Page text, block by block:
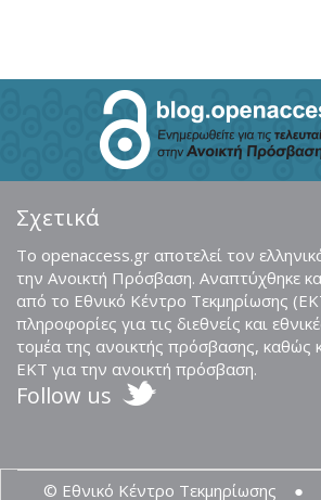
Σχετικά
Το openaccess.gr αποτελεί τον
την Ανοικτή Πρόσβαση. Αναπτύχθηκε
από το Εθνικό Κέντρο Τεκμηρίωσης
πληροφορίες για τις διεθνείς και
τομέα της ανοικτής πρόσβασης, καθώς
ΕΚΤ για την ανοικτή πρόσβαση.
Follow us
© Εθνικό Κέντρο Τεκμηρίωσης ●